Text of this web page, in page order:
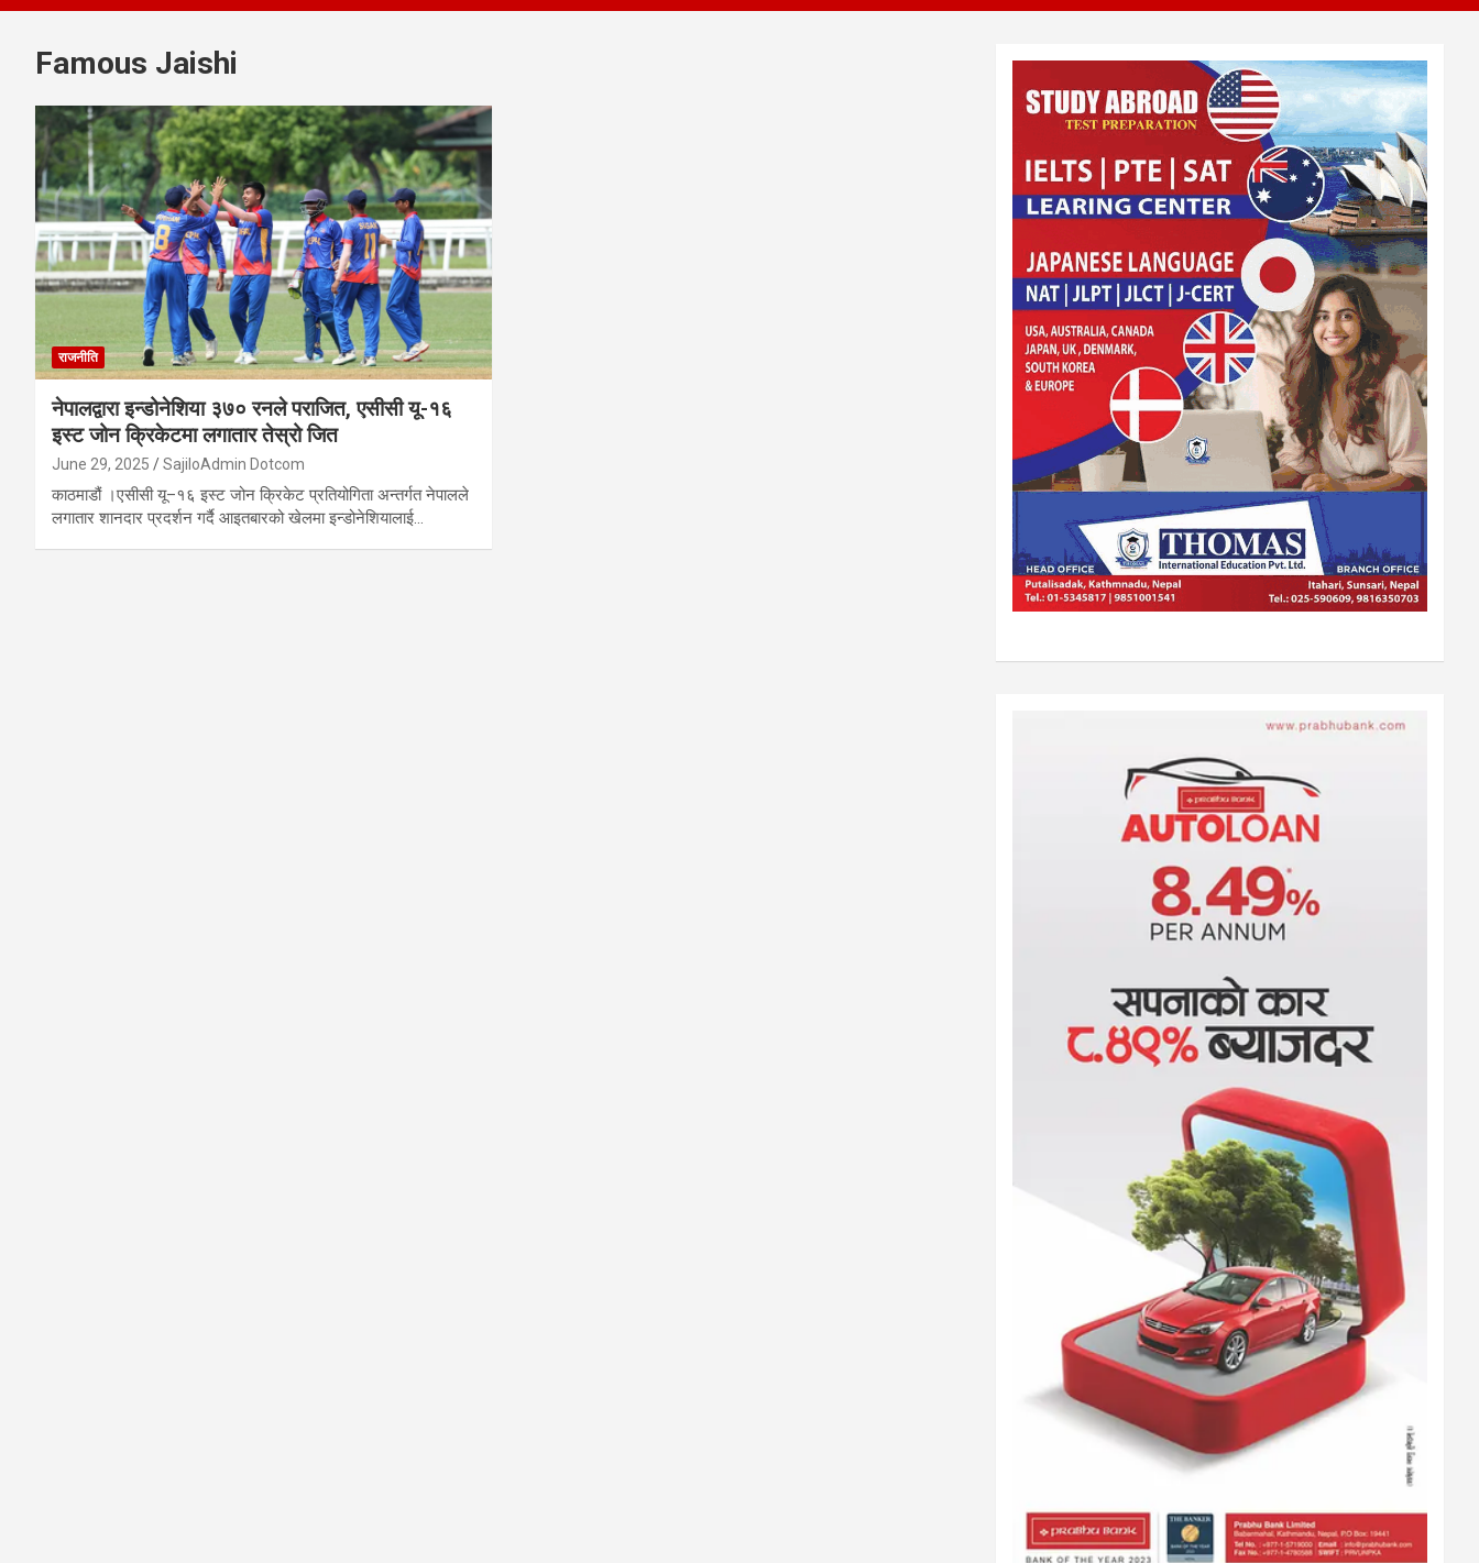
Famous Jaishi
राजनीति
नेपालद्वारा इन्डोनेशिया ३७० रनले पराजित, एसीसी यू-१६
इस्ट जोन क्रिकेटमा लगातार तेस्रो जित
June 29, 2025 SajiloAdmin Dotcom
काठमाडौं ।एसीसी यू–१६ इस्ट जोन क्रिकेट प्रतियोगिता अन्तर्गत नेपालले
लगातार शानदार प्रदर्शन गर्दै आइतबारको खेलमा इन्डोनेशियालाई…